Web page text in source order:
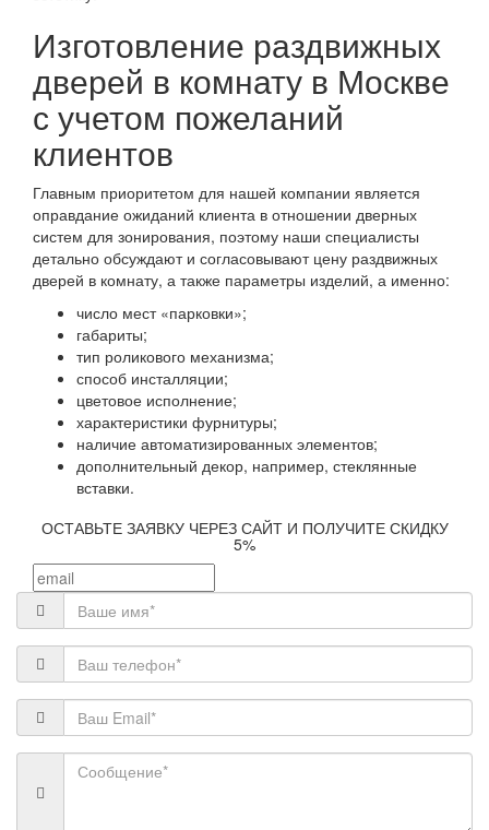
Изготовление раздвижных
дверей в комнату в Москве
с учетом пожеланий
клиентов
Главным приоритетом для нашей компании является
оправдание ожиданий клиента в отношении дверных
систем для зонирования, поэтому наши специалисты
детально обсуждают и согласовывают цену раздвижных
дверей в комнату, а также параметры изделий, а именно:
число мест «парковки»;
габариты;
тип роликового механизма;
способ инсталляции;
цветовое исполнение;
характеристики фурнитуры;
наличие автоматизированных элементов;
дополнительный декор, например, стеклянные
вставки.
ОСТАВЬТЕ ЗАЯВКУ ЧЕРЕЗ САЙТ И ПОЛУЧИТЕ СКИДКУ
5%